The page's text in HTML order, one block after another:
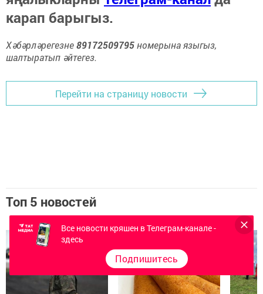
карап барыгыз.
Хәбәрләрегезне89172509795номерына языгыз,
шалтыратып әйтегез.
Перейти на страницу новости
Топ 5 новостей
Все новости кряшен в Телеграм-канале -
здесь
Подпишитесь